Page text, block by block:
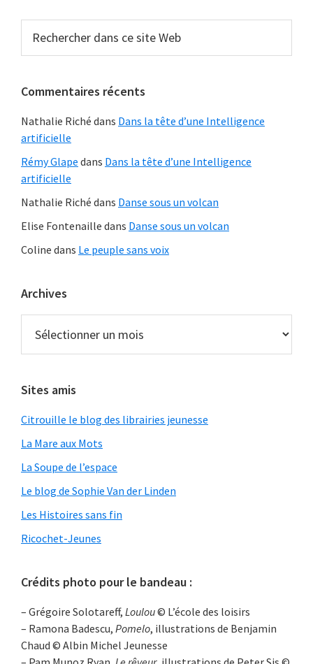
Barre
latérale
dans
ce
Web
Commentaires récents
Nathalie Riché dans Dans la tête d’une Intelligence
artificielle
Rémy Glape dans Dans la tête d’une Intelligence
artificielle
Nathalie Riché dans Danse sous un volcan
Elise Fontenaille dans Danse sous un volcan
Coline dans Le peuple sans voix
Archives
Sites amis
Citrouille le blog des librairies jeunesse
La Mare aux Mots
La Soupe de l’espace
Le blog de Sophie Van der Linden
Les Histoires sans fin
Ricochet-Jeunes
Crédits photo pour le bandeau :
– Grégoire Solotareff, Loulou© L’école des loisirs
– Ramona Badescu, Pomelo, illustrations de Benjamin
Chaud © Albin Michel Jeunesse